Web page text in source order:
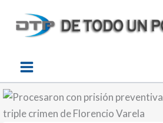
contenido